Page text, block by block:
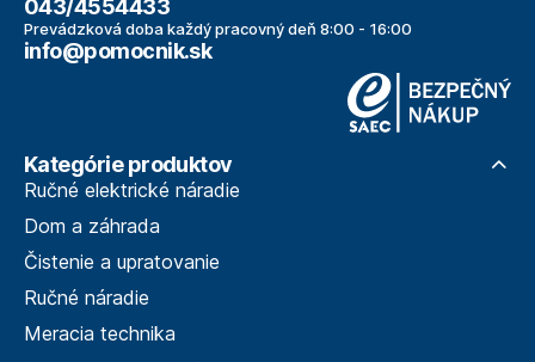
043/4554433
Prevádzková doba každý pracovný deň 8:00 - 16:00
info@pomocnik.sk
Kategórie produktov
Ručné elektrické náradie
Dom a záhrada
Čistenie a upratovanie
Ručné náradie
Meracia technika